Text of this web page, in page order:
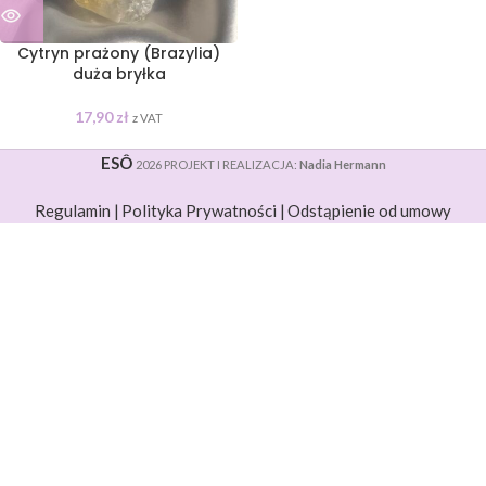
Cytryn prażony (Brazylia)
duża bryłka
17,90zł z VAT
ESÔ 2026 PROJEKT I REALIZACJA: Nadia Hermann
Regulamin | Polityka Prywatności | Odstąpienie od umowy